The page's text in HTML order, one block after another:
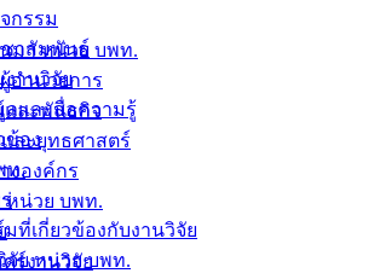
มา หน่วย บพท.
อำนวยการ
ละพันธกิจ
ละยุทธศาสตร์
งองค์กร
หน่วย บพท.
ร์งานวิจัย
กรรม
าสัมพันธ์
านวิจัย
และสื่อความรู้
ข้อง
ท.
ที่เกี่ยวข้องกับงานวิจัย
จัย หน่วย บพท.